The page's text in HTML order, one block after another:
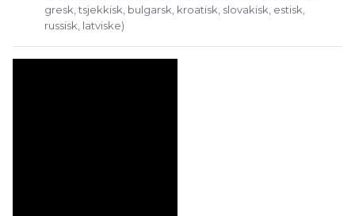
gresk, tsjekkisk, bulgarsk, kroatisk, slovakisk, estisk,
russisk, latviske)